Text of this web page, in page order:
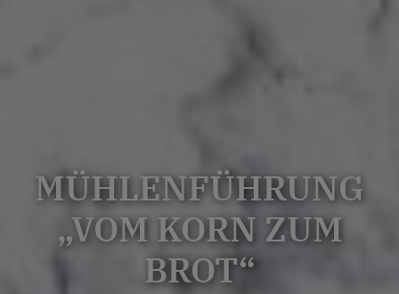
MÜHLENFÜHRUNG
„VOM KORN ZUM
BROT“